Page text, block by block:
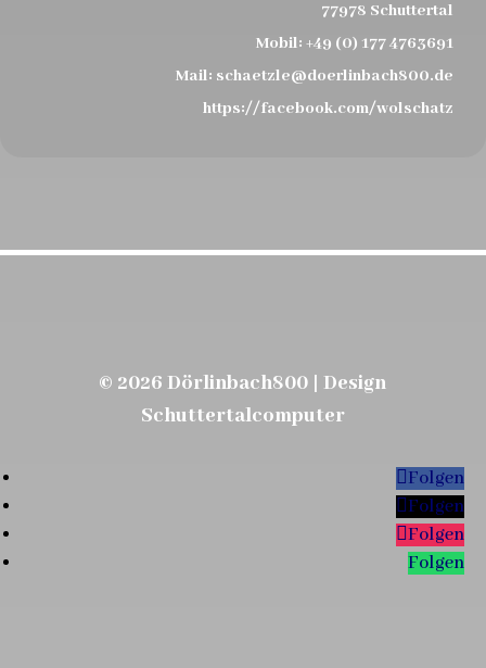
77978 Schuttertal
Mobil: +49 (0) 177 4763691
Mail: schaetzle@doerlinbach800.de
https://facebook.com/wolschatz
© 2026 Dörlinbach800 | Design
Schuttertalcomputer
Folgen
Folgen
Folgen
Folgen